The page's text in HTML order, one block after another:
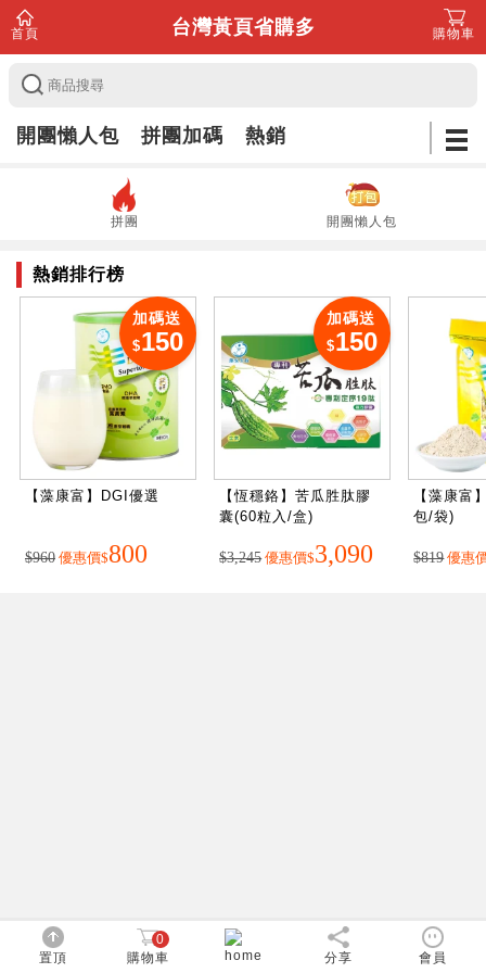
首頁 購物車
台灣黃頁省購多
開團懶人包 拼團加碼 熱銷
拼團 開團懶人包
熱銷排行榜
【藻康富】DGI優選
$960 優惠價$800
加碼送
$150
【恆穩鉻】苦瓜胜肽膠
囊(60粒入/盒)
$3,245 優惠價$3,090
加碼送
$150
【藻康富
包/袋)
$819 優惠
置頂
0
購物車
分享 會員